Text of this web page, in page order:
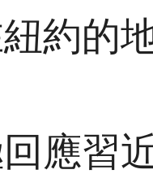
約的
應習